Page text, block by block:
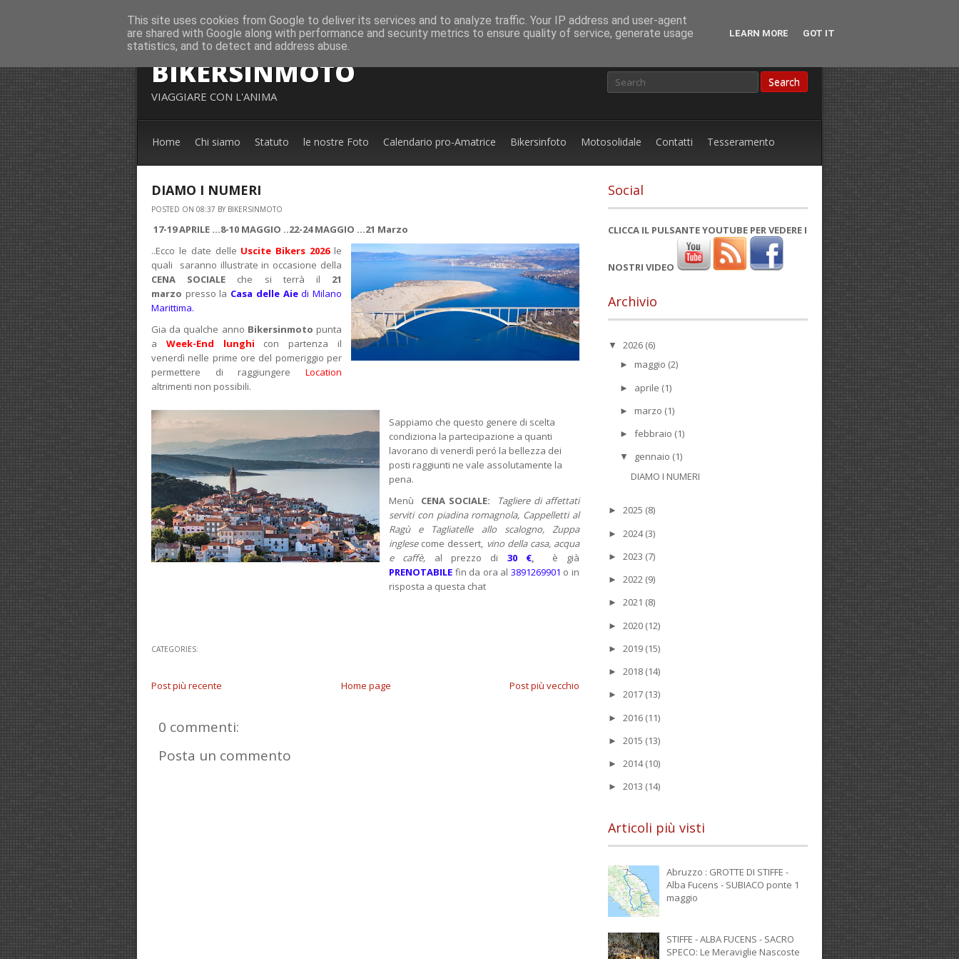
BIKERSINMOTO
VIAGGIARE CON L'ANIMA
Home Chi siamo Statuto le nostre Foto Calendario pro-Amatrice Bikersinfoto Motosolidale Contatti Tesseramento
DIAMO I NUMERI
POSTED ON 08:37 BY BIKERSINMOTO
17-19 APRILE ...8-10 MAGGIO ..22-24 MAGGIO ...21 Marzo
..Ecco le date delle Uscite Bikers 2026 le
quali
saranno illustrate in occasione della
CENA SOCIALE che si terrà il 21
marzo presso la Casa delle Aiedi Milano
Marittima.
Gia da qualche anno Bikersinmoto punta
a Week-End lunghi con partenza il
venerdì nelle prime ore del pomeriggio per
permettere di raggiungere Location
altrimenti non possibili.
Sappiamo che questo genere di scelta
condiziona la partecipazione a quanti
lavorano di venerdì peró la bellezza dei
posti raggiunti ne vale assolutamente la
pena.
Menù CENA SOCIALE:
Tagliere di affettati
serviti con piadina romagnola, Cappelletti al
Ragù e Tagliatelle allo scalogno,
Zuppa
inglesecome dessert, vino della casa, acqua
e caffè, al prezzo di 30 €,
è già
PRENOTABILE fin da ora al 3891269901 o in
risposta a questa chat
CATEGORIES:
Post più recente Post più vecchio
Home page
0 commenti:
Posta un commento
Social
CLICCA IL PULSANTE YOUTUBE PER VEDERE I
NOSTRI VIDEO
Archivio
▼ 2026 (6)
► maggio (2)
► aprile (1)
► marzo (1)
► febbraio (1)
▼ gennaio (1)
DIAMO I NUMERI
► 2025 (8)
► 2024(3)
► 2023 (7)
► 2022 (9)
► 2021 (8)
► 2020 (12)
► 2019 (15)
► 2018 (14)
► 2017 (13)
► 2016 (11)
► 2015 (13)
► 2014(10)
► 2013 (14)
Articoli più visti
Abruzzo : GROTTE DI STIFFE -
Alba Fucens - SUBIACO ponte 1
maggio
STIFFE - ALBA FUCENS - SACRO
SPECO: Le Meraviglie Nascoste
This site uses cookies from Google to deliver its services and to analyze traffic. Your IP address and user-agent
are shared with Google along with performance and security metrics to ensure quality of service, generate usage
statistics, and to detect and address abuse.
LEARN MORE GOT IT